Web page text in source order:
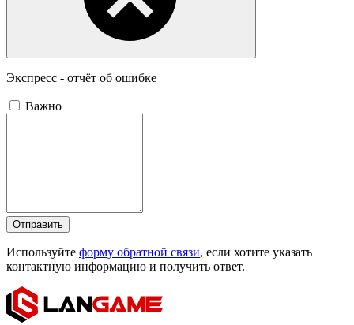
Экспресс - отчёт об ошибке
Важно
Отправить
Используйте форму обратной связи, если хотите указать
контактную информацию и получить ответ.